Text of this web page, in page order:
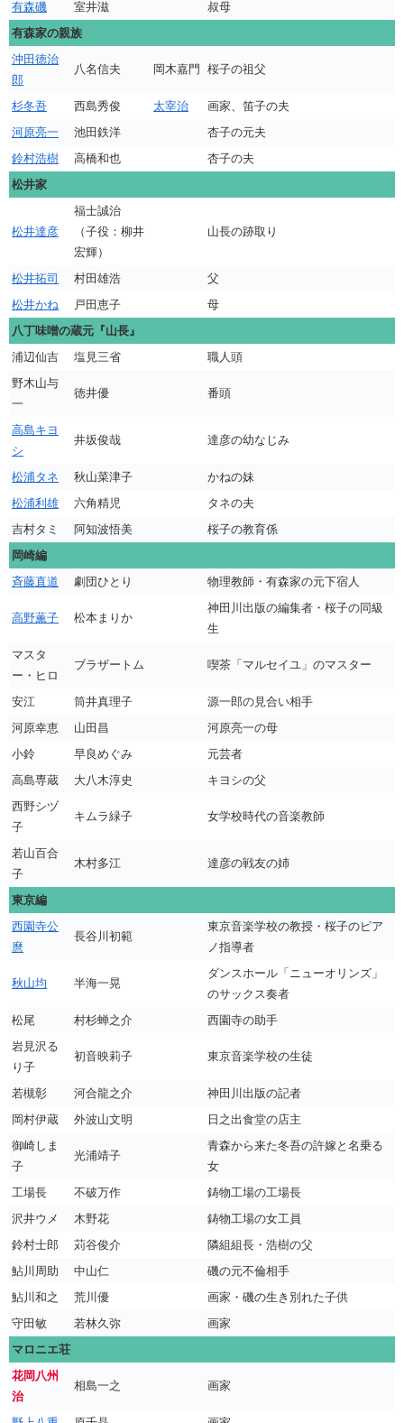
有森磯 室井滋
叔母
有森家の親族
沖田徳治
郎
八名信夫 岡木嘉門 桜子の祖父
杉冬吾 西島秀俊 太宰治
画家、笛子の夫
河原亮一
池田鉄洋
杏子の元夫
鈴村浩樹
高橋和也
杏子の夫
松井家
松井達彦
福士誠治
（子役：柳井
宏輝）
山長の跡取り
松井拓司 村田雄浩
父
松井かね
戸田恵子
母
八丁味噌の蔵元『山長』
浦辺仙吉
塩見三省
職人頭
野木山与
一
徳井優 番頭
高島キヨ
シ
井坂俊哉 達彦の幼なじみ
松浦タネ 秋山菜津子
かねの妹
松浦利雄
六角精児
タネの夫
吉村タミ
阿知波悟美
桜子の教育係
岡崎編
斉藤直道
劇団ひとり 物理教師・有森家の元下宿人
高野薫子 松本まりか
神田川出版の編集者・桜子の同級
生
マスタ
ー・ヒロ
ブラザートム 喫茶「マルセイユ」のマスター
安江 筒井真理子
源一郎の見合い相手
河原幸恵
山田昌
河原亮一の母
小鈴
早良めぐみ
元芸者
高島専蔵
大八木淳史
キヨシの父
西野シヅ
子
キムラ緑子 女学校時代の音楽教師
若山百合
子
木村多江 達彦の戦友の姉
東京編
西園寺公
麿
長谷川初範
東京音楽学校の教授・桜子のピア
ノ指導者
秋山均 半海一晃
ダンスホール「ニューオリンズ」
のサックス奏者
松尾
村杉蝉之介
西園寺の助手
岩見沢る
り子
初音映莉子 東京音楽学校の生徒
若槻彰 河合龍之介
神田川出版の記者
岡村伊蔵
外波山文明
日之出食堂の店主
御崎しま
子
光浦靖子
青森から来た冬吾の許嫁と名乗る
女
工場長
不破万作
鋳物工場の工場長
沢井ウメ
木野花
鋳物工場の女工員
鈴村士郎
苅谷俊介
隣組組長・浩樹の父
鮎川周助
中山仁
磯の元不倫相手
鮎川和之
荒川優
画家・磯の生き別れた子供
守田敏
若林久弥
画家
マロニエ荘
花岡八州
治
相島一之 画家